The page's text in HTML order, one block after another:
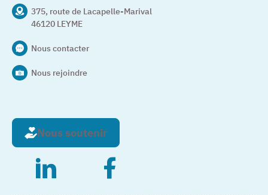
375, route de Lacapelle-Marival
46120 LEYME
Nous contacter
Nous rejoindre
Nous soutenir
– Nouvelle fenêtre– Nouvelle fenêtre